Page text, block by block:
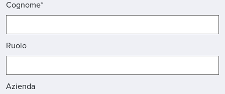
Cognome*
Ruolo
Azienda